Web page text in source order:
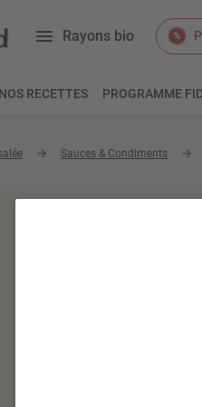
Rayons bio
NOS RECETTES PROGRAMME
Sauces & Condiments